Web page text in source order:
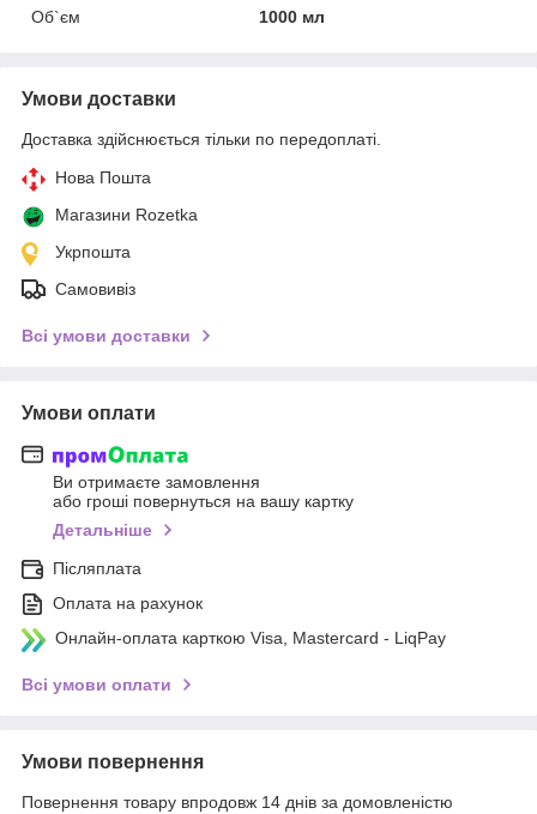
Об`єм
1000 мл
Умови доставки
Доставка здійснюється тільки по передоплаті.
Нова Пошта
Магазини Rozetka
Укрпошта
Самовивіз
Всі умови доставки
Умови оплати
Ви отримаєте замовлення
або гроші повернуться на вашу картку
Детальніше
Післяплата
Оплата на рахунок
Онлайн-оплата карткою Visa, Mastercard - LiqPay
Всі умови оплати
Умови повернення
Повернення товару впродовж 14 днів за домовленістю